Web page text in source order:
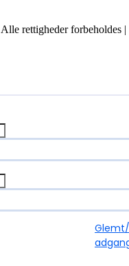
Alle rettigheder forbeholdes |